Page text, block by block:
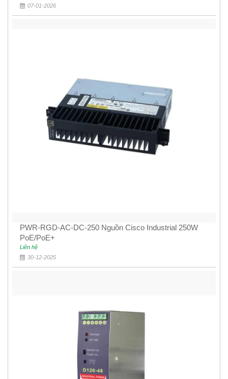
07-01-2026
PWR-RGD-AC-DC-250 Nguồn Cisco Industrial 250W
PoE/PoE+
Liên hệ
30-12-2025